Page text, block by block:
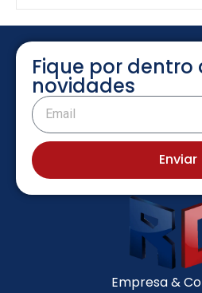
Fique por dentro
novidades
Enviar
Empresa &